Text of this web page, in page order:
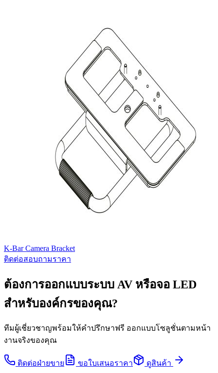
K-Bar Camera Bracket
ติดต่อสอบถามราคา
ต้องการออกแบบระบบ AV หรือจอ LED
สำหรับองค์กรของคุณ?
ทีมผู้เชี่ยวชาญพร้อมให้คำปรึกษาฟรี ออกแบบโซลูชั่นตามหน้า
งานจริงของคุณ
ติดต่อฝ่ายขาย ขอใบเสนอราคา ดูสินค้า